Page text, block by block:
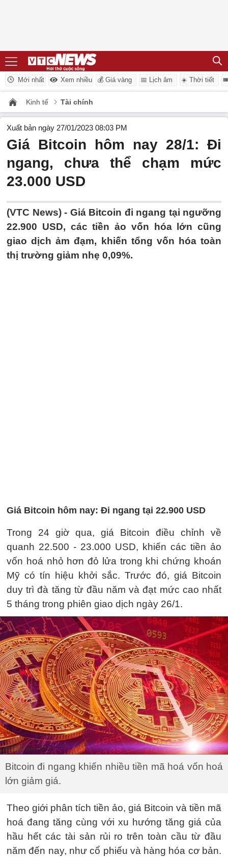
Mới nhất Xem nhiều 💰 Giá vàng 📅 Lịch âm ☀️ Thời tiết
Kinh tế Tài chính
Xuất bản ngày 27/01/2023 08:03 PM
Giá Bitcoin hôm nay 28/1: Đi
ngang, chưa thể chạm mức
23.000 USD
(VTC News) - Giá Bitcoin đi ngang tại ngưỡng
22.900 USD, các tiền ảo vốn hóa lớn cũng
giao dịch ảm đạm, khiến tổng vốn hóa toàn
thị trường giảm nhẹ 0,09%.
Giá Bitcoin hôm nay: Đi ngang tại 22.900 USD
Trong 24 giờ qua, giá Bitcoin điều chỉnh về
quanh 22.500 - 23.000 USD, khiến các tiền ảo
vốn hoá nhỏ hơn đỏ lửa trong khi chứng khoán
Mỹ có tín hiệu khởi sắc. Trước đó, giá Bitcoin
duy trì đà tăng từ đầu năm và đạt mức cao nhất
5 tháng trong phiên giao dịch ngày 26/1.
Bitcoin đi ngang khiến nhiều tiền mã hoá vốn hoá
lớn giảm giá.
Theo giới phân tích tiền ảo, giá Bitcoin và tiền mã
hoá đang tăng cùng với xu hướng tăng giá của
hầu hết các tài sản rủi ro trên toàn cầu từ đầu
năm đến nay, như cổ phiếu và hàng hóa cơ bản.